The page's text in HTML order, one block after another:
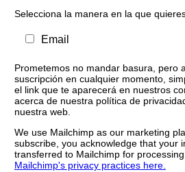
Selecciona la manera en la que
Email
Prometemos no mandar basura, pero
suscripción en cualquier momento,
el link que te aparecerá en nuestros
acerca de nuestra política de
nuestra web.
We use Mailchimp as our marketing
subscribe, you acknowledge that your
transferred to Mailchimp for processing.
Mailchimp's privacy practices here.